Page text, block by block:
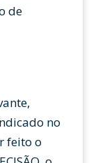
de
no
feito o